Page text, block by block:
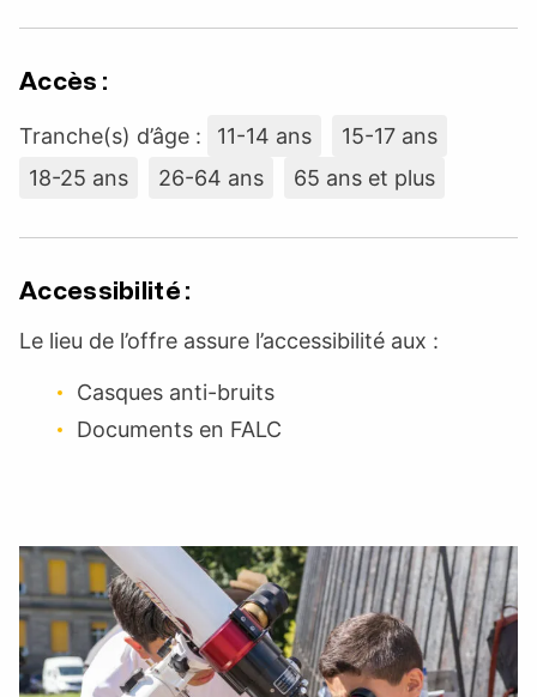
Accès :
Tranche(s) d’âge : 11-14 ans
15-17 ans
18-25 ans
26-64 ans 65 ans et plus
Accessibilité :
Le lieu de l’offre assure l’accessibilité aux :
Casques anti-bruits
Documents en FALC